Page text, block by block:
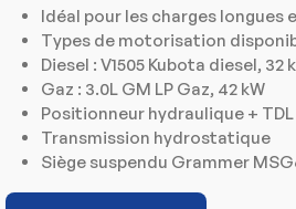
Idéal pour les charges
Types de motorisation
Diesel : V1505 Kubota diesel, 32
Gaz : 3.0L GM LP Gaz, 42 kW
Positionneur hydraulique + TDL
Transmission hydrostatique
Siège suspendu Grammer